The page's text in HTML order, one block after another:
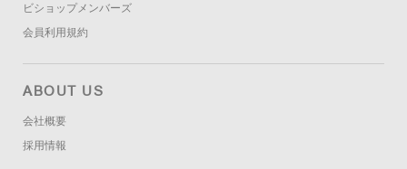
ビショップメンバーズ
会員利用規約
ABOUT US
会社概要
採用情報